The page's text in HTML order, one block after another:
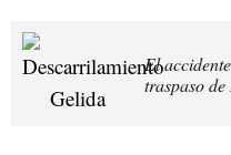
El
traspaso